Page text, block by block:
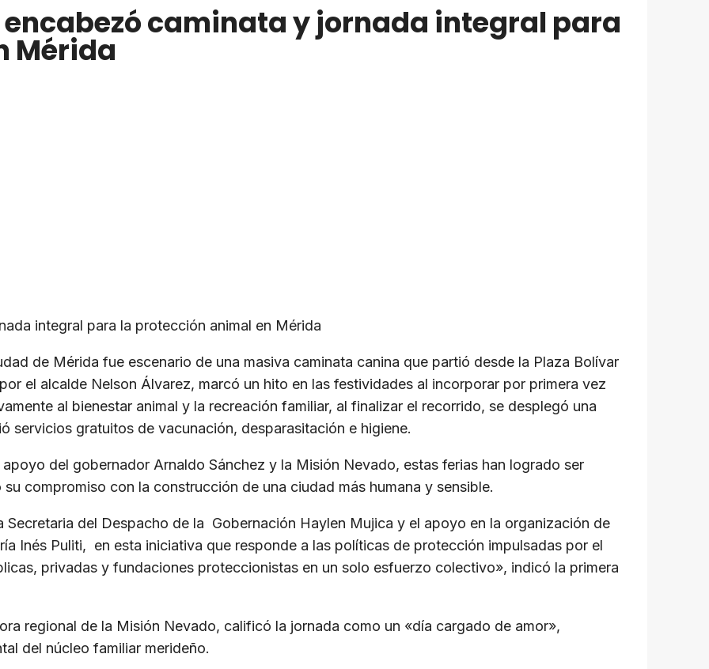
caminata y jornada integral para
Mérida
integral para la protección animal en Mérida
de Mérida fue escenario de una masiva caminata canina que partió desde la Plaza Bolívar
el alcalde Nelson Álvarez, marcó un hito en las festividades al incorporar por primera vez
al bienestar animal y la recreación familiar, ​al finalizar el recorrido, se desplegó una
servicios gratuitos de vacunación, desparasitación e higiene.
del gobernador Arnaldo Sánchez y la Misión Nevado, estas ferias han logrado ser
compromiso con la construcción de una ciudad más humana y sensible.
del Despacho de la Gobernación Haylen Mujica y el apoyo en la organización de
Inés Puliti, en esta iniciativa que responde a las políticas de protección impulsadas por el
privadas y fundaciones proteccionistas en un solo esfuerzo colectivo», indicó la primera
regional de la Misión Nevado, calificó la jornada como un «día cargado de amor»,
del núcleo familiar merideño.